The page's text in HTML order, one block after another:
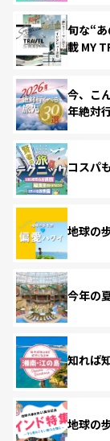
旬な“
載 MY
今、こ
年絶対
コスパ
地球の
今年の
知れば
地球の